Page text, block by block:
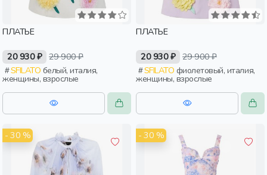
ПЛАТЬЕ
20 930 ₽ 29 900 ₽
SFILATO
женщины, взрослые
ПЛАТЬЕ
20 930 ₽ 29 900 ₽
SFILATO
женщины, взрослые
- 30 % - 30 %